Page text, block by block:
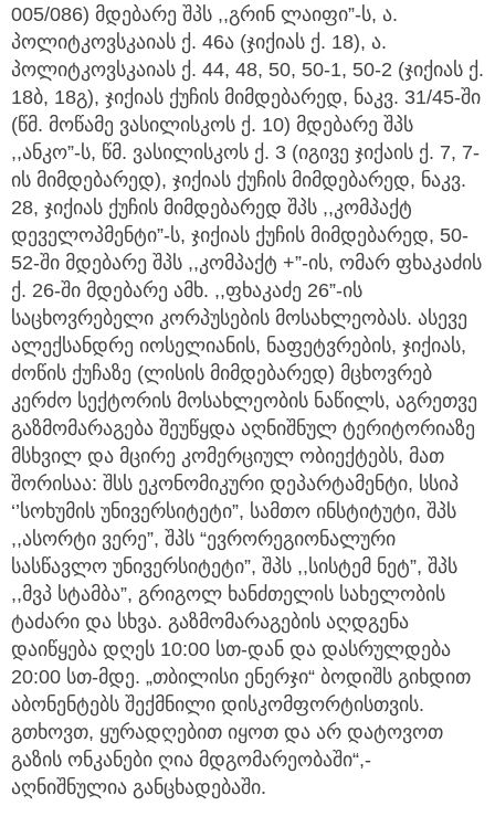
005/086) მდებარე შპს ,,გრინ ლაიფი”-ს, ა.
პოლიტკოვსკაიას ქ. 46ა (ჯიქიას ქ. 18), ა.
პოლიტკოვსკაიას ქ. 44, 48, 50, 50-1, 50-2 (ჯიქიას ქ.
18ბ, 18გ), ჯიქიას ქუჩის მიმდებარედ, ნაკვ. 31/45-ში
(წმ. მოწამე ვასილისკოს ქ. 10) მდებარე შპს
,,ანკო”-ს, წმ. ვასილისკოს ქ. 3 (იგივე ჯიქაის ქ. 7, 7-
ის მიმდებარედ), ჯიქიას ქუჩის მიმდებარედ, ნაკვ.
28, ჯიქიას ქუჩის მიმდებარედ შპს ,,კომპაქტ
დეველოპმენტი”-ს, ჯიქიას ქუჩის მიმდებარედ, 50-
52-ში მდებარე შპს ,,კომპაქტ +”-ის, ომარ ფხაკაძის
ქ. 26-ში მდებარე ამხ. ,,ფხაკაძე 26”-ის
საცხოვრებელი კორპუსების მოსახლეობას. ასევე
ალექსანდრე იოსელიანის, ნაფეტვრების, ჯიქიას,
ძოწის ქუჩაზე (ლისის მიმდებარედ) მცხოვრებ
კერძო სექტორის მოსახლეობის ნაწილს, აგრეთვე
გაზმომარაგება შეუწყდა აღნიშნულ ტერიტორიაზე
მსხვილ და მცირე კომერციულ ობიექტებს, მათ
შორისაა: შსს ეკონომიკური დეპარტამენტი, სსიპ
‘’სოხუმის უნივერსიტეტი”, სამთო ინსტიტუტი, შპს
,,ასორტი ვერე”, შპს “ევრორეგიონალური
სასწავლო უნივერსიტეტი”, შპს ,,სისტემ ნეტ”, შპს
,,მვპ სტამბა”, გრიგოლ ხანძთელის სახელობის
ტაძარი და სხვა. გაზმომარაგების აღდგენა
დაიწყება დღეს 10:00 სთ-დან და დასრულდება
20:00 სთ-მდე. „თბილისი ენერჯი“ ბოდიშს გიხდით
აბონენტებს შექმნილი დისკომფორტისთვის.
გთხოვთ, ყურადღებით იყოთ და არ დატოვოთ
გაზის ონკანები ღია მდგომარეობაში“,-
აღნიშნულია განცხადებაში.